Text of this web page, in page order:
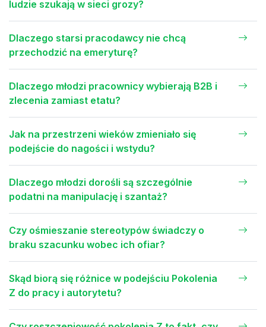
ludzie szukają w sieci grozy?
Dlaczego starsi pracodawcy nie chcą
przechodzić na emeryturę?
Dlaczego młodzi pracownicy wybierają B2B i
zlecenia zamiast etatu?
Jak na przestrzeni wieków zmieniało się
podejście do nagości i wstydu?
Dlaczego młodzi dorośli są szczególnie
podatni na manipulację i szantaż?
Czy ośmieszanie stereotypów świadczy o
braku szacunku wobec ich ofiar?
Skąd biorą się różnice w podejściu Pokolenia
Z do pracy i autorytetu?